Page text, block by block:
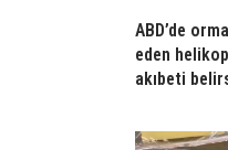
ABD’de
eden
akıbeti